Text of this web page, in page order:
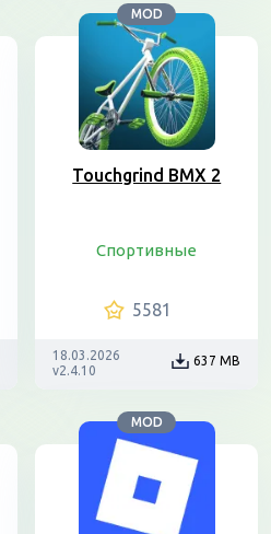
MOD
Touchgrind BMX 2
Спортивные
5581
18.03.2026
v2.4.10
637 MB
MOD